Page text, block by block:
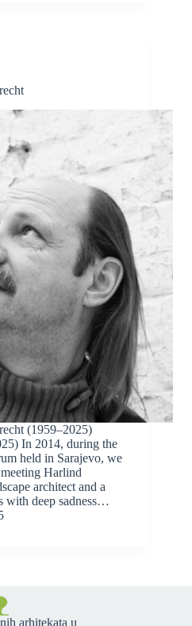
(1959–2025)
In 2014, during the
held in Sarajevo, we
Harlind
architect and a
with deep sadness…
arhitekata u